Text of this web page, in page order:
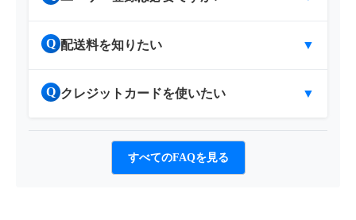
Q 配送料を知りたい ▼
Q クレジットカードを使いたい ▼
すべてのFAQを見る